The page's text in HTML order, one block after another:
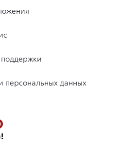
персональных данных